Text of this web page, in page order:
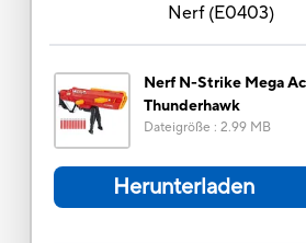
Nerf(E0403)
Nerf N-Strike Mega
Thunderhawk
Dateigröße : 2.99 MB
Herunterladen